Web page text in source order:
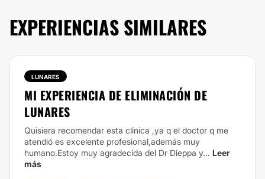
EXPERIENCIAS SIMILARES
LUNARES
MI EXPERIENCIA DE ELIMINACIÓN DE
LUNARES
Quisiera recomendar esta clínica ,ya q el doctor q me
atendió es excelente profesional,además muy
humano.Estoy muy agradecida del Dr Dieppa y... Leer
más